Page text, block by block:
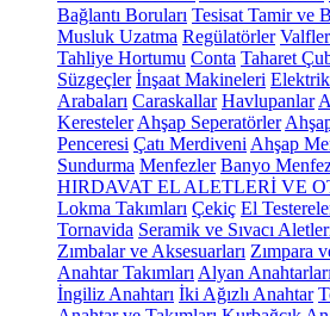
Bağlantı Boruları Tesisat Tamir ve
Musluk Uzatma Regülatörler
Tahliye Hortumu Conta Taharet
Süzgeçler İnşaat Makineleri
Arabaları Caraskallar Havlupanlar
Keresteler Ahşap Seperatörler
Penceresi Çatı Merdiveni Ahşap
Sundurma Menfezler Banyo
HIRDAVAT EL ALETLERİ VE
Lokma Takımları Çekiç El
Tornavida Seramik ve Sıvacı
Zımbalar ve Aksesuarları Zımpara
Anahtar Takımları Alyan Anahtarları
İngiliz Anahtarı İki Ağızlı Anahtar